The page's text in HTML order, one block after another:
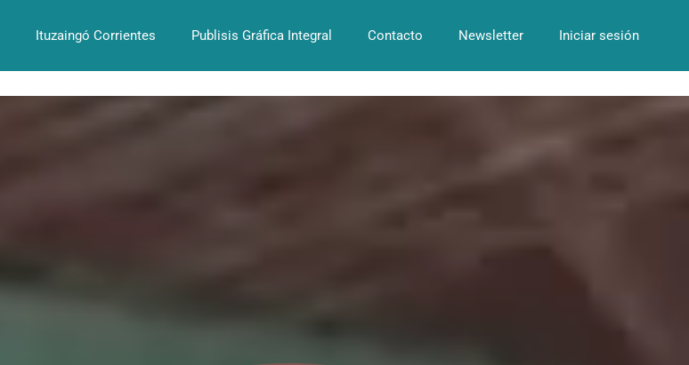
Ituzaingó Corrientes Publisis Gráfica Integral Contacto Newsletter Iniciar sesión